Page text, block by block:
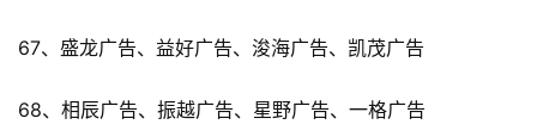
67、盛龙广告、益好广告、浚海广告、凯茂广告
68、相辰广告、振越广告、星野广告、一格广告